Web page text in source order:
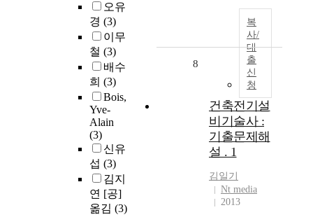
오유
경 (3)
이무
철 (3)
배수
희 (3)
Bois,
Yve-
Alain
(3)
신유
섭 (3)
김지
연 [공]
옮김 (3)
복
사/
대
출
신
청
8
건축전기설
비기술사 :
기출문제해
설 . 1
김일기
Nt media
2013